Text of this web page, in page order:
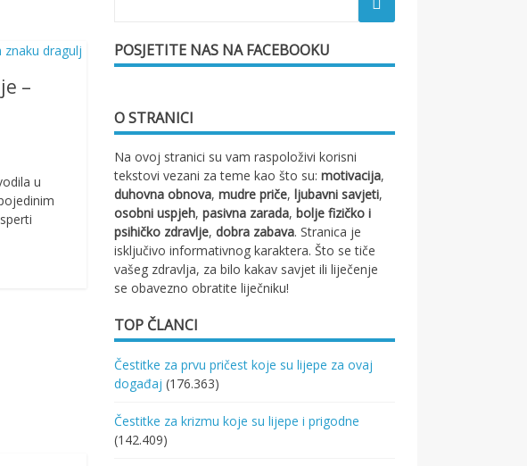
–
u
POSJETITE NAS NA FACEBOOKU
O STRANICI
Na ovoj stranici su vam raspoloživi korisni
tekstovi vezani za teme kao što su:motivacija,
duhovna obnova,mudre priče,ljubavni savjeti,
osobni uspjeh,pasivna zarada,bolje fizičko i
psihičko zdravlje,dobra zabava. Stranica je
isključivo informativnog karaktera. Što se tiče
vašeg zdravlja, za bilo kakav savjet ili liječenje
se obavezno obratite liječniku!
TOP ČLANCI
Čestitke za prvu pričest koje su lijepe za ovaj
događaj (176.363)
Čestitke za krizmu koje su lijepe i prigodne
(142.409)